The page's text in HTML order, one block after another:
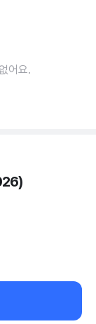
어요.